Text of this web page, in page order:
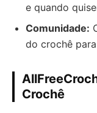
e quando
Comunidade:
do crochê
Crochê